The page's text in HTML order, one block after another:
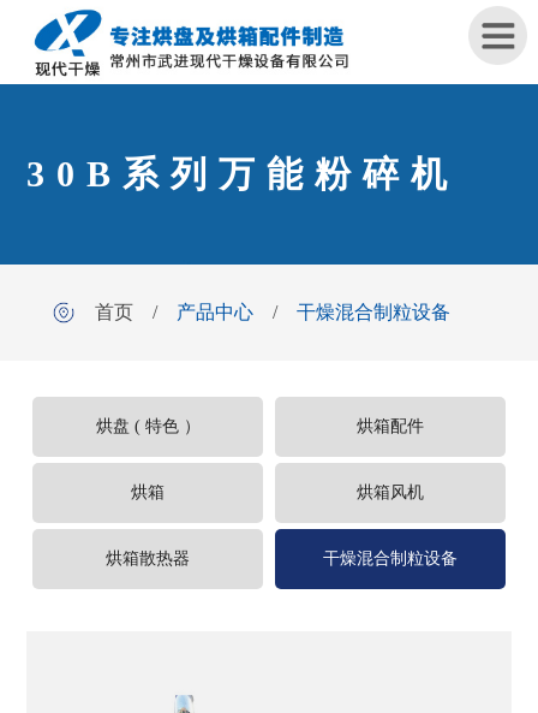
页
于
们
品
心
例
30B系列万能粉碎机
首页/ 产品中心/ 干燥混合制粒设备
烘盘 ( 特色 ） 烘箱配件
烘箱 烘箱风机
烘箱散热器 干燥混合制粒设备